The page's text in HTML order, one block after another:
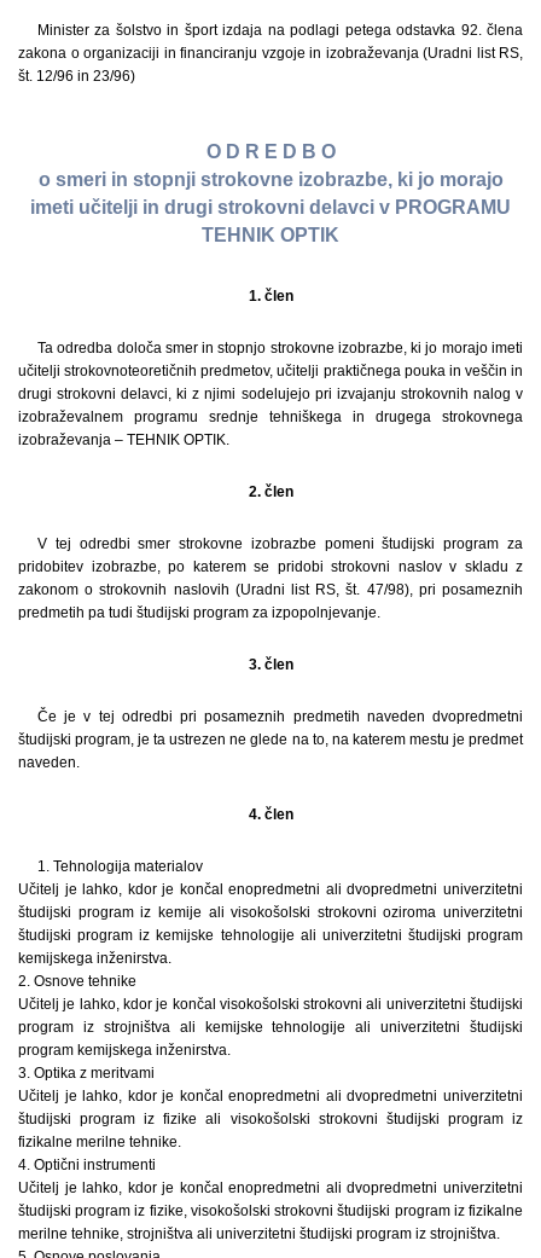
Minister za šolstvo in šport izdaja na podlagi petega odstavka 92. člena
zakona o organizaciji in financiranju vzgoje in izobraževanja (Uradni list RS,
št. 12/96 in 23/96)
O D R E D B O
o smeri in stopnji strokovne izobrazbe, ki jo morajo
imeti učitelji in drugi strokovni delavci v PROGRAMU
TEHNIK OPTIK
1. člen
Ta odredba določa smer in stopnjo strokovne izobrazbe, ki jo morajo imeti
učitelji strokovnoteoretičnih predmetov, učitelji praktičnega pouka in veščin in
drugi strokovni delavci, ki z njimi sodelujejo pri izvajanju strokovnih nalog v
izobraževalnem programu srednje tehniškega in drugega strokovnega
izobraževanja – TEHNIK OPTIK.
2. člen
V tej odredbi smer strokovne izobrazbe pomeni študijski program za
pridobitev izobrazbe, po katerem se pridobi strokovni naslov v skladu z
zakonom o strokovnih naslovih (Uradni list RS, št. 47/98), pri posameznih
predmetih pa tudi študijski program za izpopolnjevanje.
3. člen
Če je v tej odredbi pri posameznih predmetih naveden dvopredmetni
študijski program, je ta ustrezen ne glede na to, na katerem mestu je predmet
naveden.
4. člen
1. Tehnologija materialov
Učitelj je lahko, kdor je končal enopredmetni ali dvopredmetni univerzitetni
študijski program iz kemije ali visokošolski strokovni oziroma univerzitetni
študijski program iz kemijske tehnologije ali univerzitetni študijski program
kemijskega inženirstva.
2. Osnove tehnike
Učitelj je lahko, kdor je končal visokošolski strokovni ali univerzitetni študijski
program iz strojništva ali kemijske tehnologije ali univerzitetni študijski
program kemijskega inženirstva.
3. Optika z meritvami
Učitelj je lahko, kdor je končal enopredmetni ali dvopredmetni univerzitetni
študijski program iz fizike ali visokošolski strokovni študijski program iz
fizikalne merilne tehnike.
4. Optični instrumenti
Učitelj je lahko, kdor je končal enopredmetni ali dvopredmetni univerzitetni
študijski program iz fizike, visokošolski strokovni študijski program iz fizikalne
merilne tehnike, strojništva ali univerzitetni študijski program iz strojništva.